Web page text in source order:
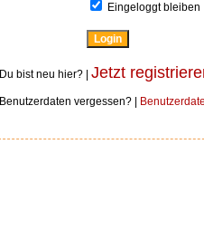
Eingeloggt bleiben
Du bist neu hier? | Jetzt
Benutzerdaten vergessen? |